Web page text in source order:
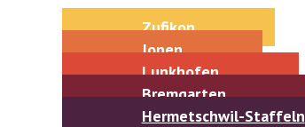
Zufikon
Jonen
Lunkhofen
Bremgarten
Hermetschwil-Staffeln